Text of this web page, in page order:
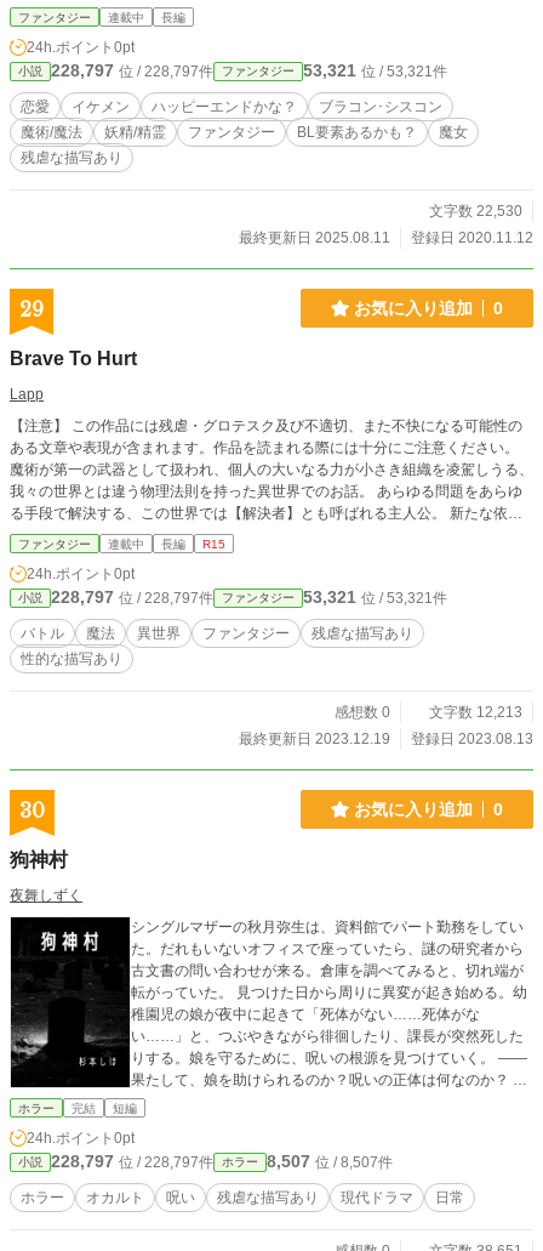
のが見え、聞こえるというもの。そんなとき、偶然に第二王子の側近にその能力
を見られてしまい、第二王子に降りかかった災難を密かに解決するよう頼まれて
しまった。 ジュリアを取り囲む個性的な面々が贈る物語です。 以前に投稿した
のを修正してお届けます。
ファンタジー 連載中 長編
24h.ポイント 0pt
小説 228,797 位 / 228,797件 ファンタジー 53,321 位 / 53,321件
恋愛 イケメン ハッピーエンドかな？
ブラコン･シスコン
魔術/魔法
妖精/精霊 ファンタジー BL要素あるかも？
魔女
残虐な描写あり
文字数 22,530
最終更新日 2025.08.11
登録日 2020.11.12
29 お気に入り追加 0
Brave To Hurt
Lapp
【注意】 この作品には残虐・グロテスク及び不適切、また不快になる可能性の
ある文章や表現が含まれます。作品を読まれる際には十分にご注意ください。
魔術が第一の武器として扱われ、個人の大いなる力が小さき組織を凌駕しうる、
我々の世界とは違う物理法則を持った異世界でのお話。 あらゆる問題をあらゆ
る手段で解決する、この世界では【解決者】とも呼ばれる主人公。 新たな依頼
を受けるが、それを発端として徐々に厄介な事件に巻き込まれていく。
ファンタジー 連載中 長編 R15
24h.ポイント 0pt
小説 228,797 位 / 228,797件 ファンタジー 53,321 位 / 53,321件
バトル 魔法 異世界 ファンタジー
残虐な描写あり
性的な描写あり
感想数 0
文字数 12,213
最終更新日 2023.12.19
登録日 2023.08.13
30 お気に入り追加 0
狗神村
夜舞しずく
シングルマザーの秋月弥生は、資料館でパート勤務をしてい
た。だれもいないオフィスで座っていたら、謎の研究者から
古文書の問い合わせが来る。倉庫を調べてみると、切れ端が
転がっていた。 見つけた日から周りに異変が起き始める。幼
稚園児の娘が夜中に起きて「死体がない……死体がな
い……」と、つぶやきながら徘徊したり、課長が突然死した
りする。娘を守るために、呪いの根源を見つけていく。 ――
果たして、娘を助けられるのか？呪いの正体は何なのか？ ※
一部、残虐表現があります。怖い話が苦手な方は視聴を控え
ホラー 完結 短編
24h.ポイント 0pt
小説 228,797 位 / 228,797件 ホラー 8,507 位 / 8,507件
ホラー オカルト 呪い 残虐な描写あり 現代ドラマ 日常